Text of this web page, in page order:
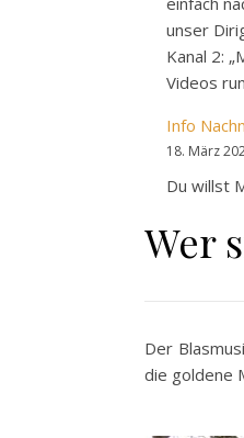
unser
Kanal 2:
Videos
Info
18. März
Du willst
Wer
Der
die goldene